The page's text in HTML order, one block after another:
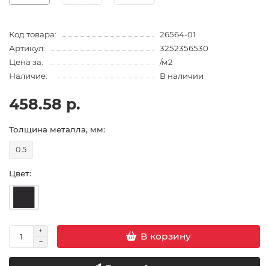
Код товара:
26564-01
Артикул:
3252356530
Цена за:
/м2
Наличие:
В наличии
458.58 р.
Толщина металла, мм:
0.5
Цвет:
В корзину